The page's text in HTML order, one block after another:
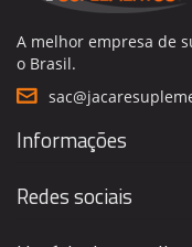
A melhor empresa de
o Brasil.
Informações
Redes sociais